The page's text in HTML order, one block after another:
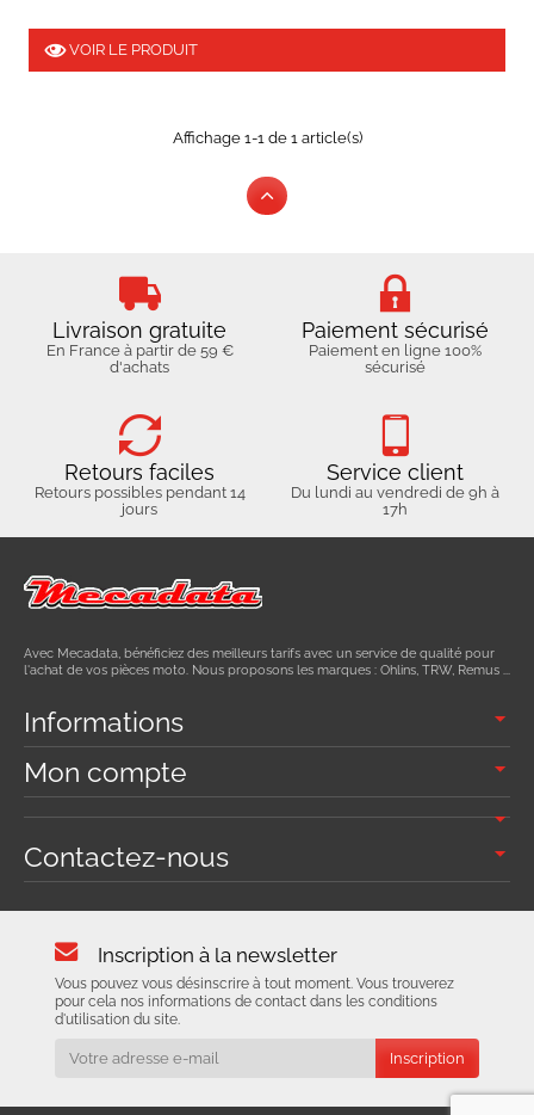
VOIR LE PRODUIT
Affichage 1-1 de 1 article(s)
Livraison gratuite
En France à partir de 59 €
d'achats
Paiement sécurisé
Paiement en ligne 100%
sécurisé
Retours faciles
Retours possibles pendant 14
jours
Service client
Du lundi au vendredi de 9h à
17h
Avec Mecadata, bénéficiez des meilleurs tarifs avec un service de qualité pour
l'achat de vos pièces moto. Nous proposons les marques : Ohlins, TRW, Remus ...
Informations
Mon compte
Contactez-nous
Inscription à la newsletter
Vous pouvez vous désinscrire à tout moment. Vous trouverez
pour cela nos informations de contact dans les conditions
d'utilisation du site.